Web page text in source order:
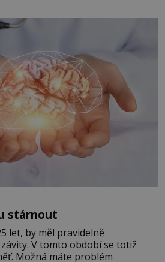
stárnout
let, by měl pravidelně
V tomto období se totiž
Možná máte problém